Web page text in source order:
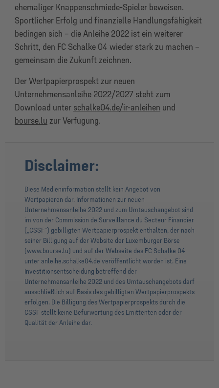
ehemaliger Knappenschmiede-Spieler beweisen.
Sportlicher Erfolg und finanzielle Handlungsfähigkeit
bedingen sich – die Anleihe 2022 ist ein weiterer
Schritt, den FC Schalke 04 wieder stark zu machen –
gemeinsam die Zukunft zeichnen.
Der Wertpapierprospekt zur neuen
Unternehmensanleihe 2022/2027 steht zum
Download unter schalke04.de/ir-anleihen und
bourse.lu zur Verfügung.
Disclaimer:
Diese Medieninformation stellt kein Angebot von
Wertpapieren dar. Informationen zur neuen
Unternehmensanleihe 2022 und zum Umtauschangebot sind
im von der Commission de Surveillance du Secteur Financier
(„CSSF“) gebilligten Wertpapierprospekt enthalten, der nach
seiner Billigung auf der Website der Luxemburger Börse
(www.bourse.lu) und auf der Webseite des FC Schalke 04
unter anleihe.schalke04.de veröffentlicht worden ist. Eine
Investitionsentscheidung betreffend der
Unternehmensanleihe 2022 und des Umtauschangebots darf
ausschließlich auf Basis des gebilligten Wertpapierprospekts
erfolgen. Die Billigung des Wertpapierprospekts durch die
CSSF stellt keine Befürwortung des Emittenten oder der
Qualität der Anleihe dar.